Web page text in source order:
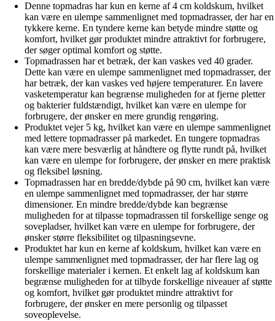
Denne topmadras har kun en kerne af 4 cm koldskum, hvilket
kan være en ulempe sammenlignet med topmadrasser, der har en
tykkere kerne. En tyndere kerne kan betyde mindre støtte og
komfort, hvilket gør produktet mindre attraktivt for forbrugere,
der søger optimal komfort og støtte.
Topmadrassen har et betræk, der kan vaskes ved 40 grader.
Dette kan være en ulempe sammenlignet med topmadrasser, der
har betræk, der kan vaskes ved højere temperaturer. En lavere
vasketemperatur kan begrænse muligheden for at fjerne pletter
og bakterier fuldstændigt, hvilket kan være en ulempe for
forbrugere, der ønsker en mere grundig rengøring.
Produktet vejer 5 kg, hvilket kan være en ulempe sammenlignet
med lettere topmadrasser på markedet. En tungere topmadras
kan være mere besværlig at håndtere og flytte rundt på, hvilket
kan være en ulempe for forbrugere, der ønsker en mere praktisk
og fleksibel løsning.
Topmadrassen har en bredde/dybde på 90 cm, hvilket kan være
en ulempe sammenlignet med topmadrasser, der har større
dimensioner. En mindre bredde/dybde kan begrænse
muligheden for at tilpasse topmadrassen til forskellige senge og
sovepladser, hvilket kan være en ulempe for forbrugere, der
ønsker større fleksibilitet og tilpasningsevne.
Produktet har kun en kerne af koldskum, hvilket kan være en
ulempe sammenlignet med topmadrasser, der har flere lag og
forskellige materialer i kernen. Et enkelt lag af koldskum kan
begrænse muligheden for at tilbyde forskellige niveauer af støtte
og komfort, hvilket gør produktet mindre attraktivt for
forbrugere, der ønsker en mere personlig og tilpasset
soveoplevelse.